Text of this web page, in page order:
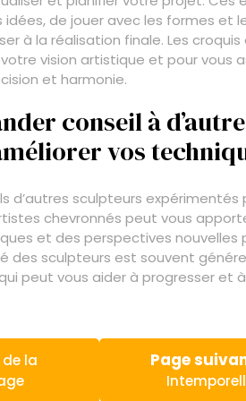
de jouer avec les formes et
à la réalisation finale. Les
vision artistique et pour vous
et harmonie.
conseil à
vos
d’autres sculpteurs expérimentés
chevronnés peut vous
et des perspectives nouvelles
des sculpteurs est souvent
peut vous aider à progresser et
la
Page